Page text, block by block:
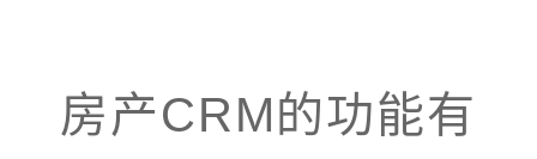
房产CRM的功能有